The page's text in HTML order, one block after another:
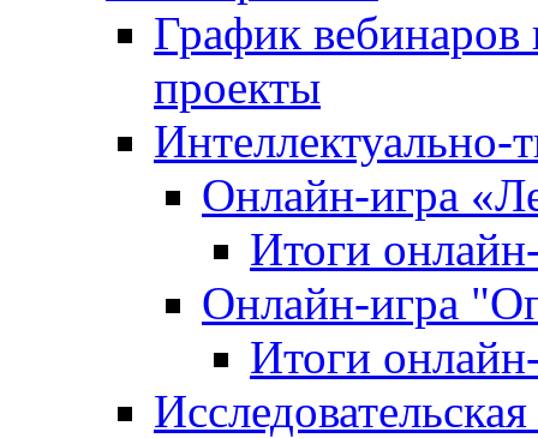
График
проекты
Интеллектуально-
Онлайн-игра
Итоги
Онлайн-игра
Итоги